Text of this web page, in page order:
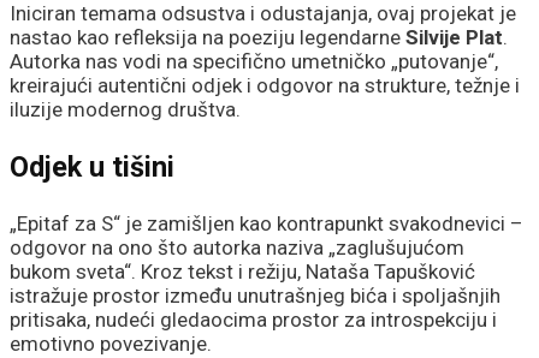
Iniciran temama odsustva i odustajanja, ovaj projekat je
nastao kao refleksija na poeziju legendarne Silvije Plat.
Autorka nas vodi na specifično umetničko „putovanje“,
kreirajući autentični odjek i odgovor na strukture, težnje i
iluzije modernog društva.
Odjek u tišini
„Epitaf za S“ je zamišljen kao kontrapunkt svakodnevici –
odgovor na ono što autorka naziva „zaglušujućom
bukom sveta“. Kroz tekst i režiju, Nataša Tapušković
istražuje prostor između unutrašnjeg bića i spoljašnjih
pritisaka, nudeći gledaocima prostor za introspekciju i
emotivno povezivanje.